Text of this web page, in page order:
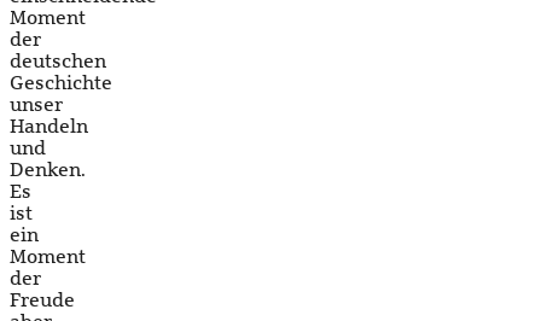
Moment
der
deutschen
Geschichte
unser
Handeln
und
Denken.
Es
ist
ein
Moment
der
Freude